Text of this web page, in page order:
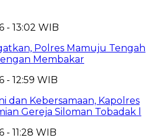
- 13:02 WIB
Polres Mamuju Tengah
Membakar
- 12:59 WIB
dan Kebersamaan, Kapolres
Gereja Siloman Tobadak l
- 11:28 WIB